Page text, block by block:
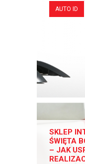
AUTO ID
SKLEP
ŚWIĘTA
– JAK